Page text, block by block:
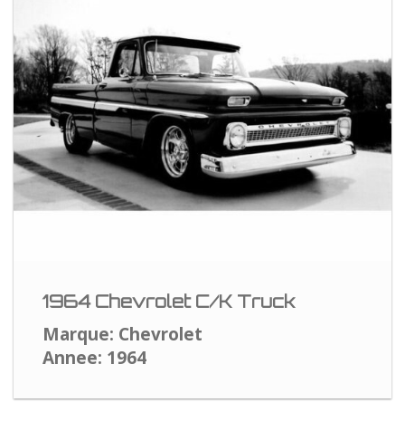
1964 Chevrolet C/K Truck
Marque: Chevrolet
Annee: 1964